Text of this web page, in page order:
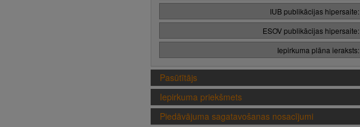
IUB publikācijas hipersaite:
ESOV publikācijas hipersaite:
Iepirkuma plāna ieraksts:
Pasūtītājs
Iepirkuma priekšmets
Piedāvājuma sagatavošanas nosacījumi